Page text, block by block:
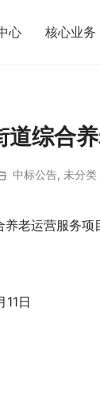
心 核心业务
道综合
中标公告, 未分类
老运营服务项
日